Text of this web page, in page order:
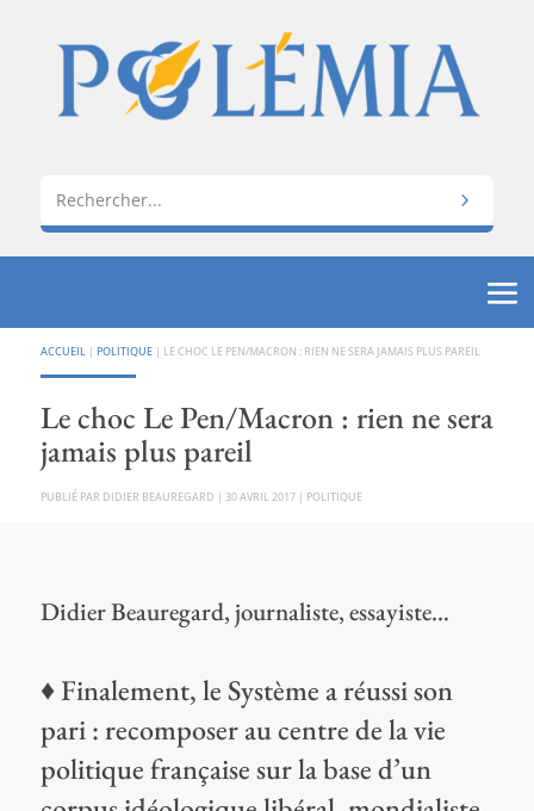
ACCUEIL | POLITIQUE| LE CHOC LE PEN/MACRON : RIEN NE SERA JAMAIS PLUS PAREIL
Le choc Le Pen/Macron : rien ne sera
jamais plus pareil
PAR DIDIER BEAUREGARD | 30 AVRIL 2017| POLITIQUE
Didier Beauregard, journaliste, essayiste…
♦ Finalement, le Système a réussi son
pari : recomposer au centre de la vie
politique française sur la base d’un